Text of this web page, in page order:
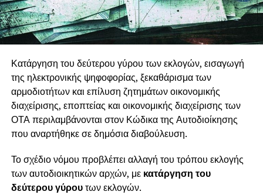
Κατάργηση του δεύτερου γύρου των εκλογών, εισαγωγή
της ηλεκτρονικής ψηφοφορίας, ξεκαθάρισμα των
αρμοδιοτήτων και επίλυση ζητημάτων οικονομικής
διαχείρισης, εποπτείας και οικονομικής διαχείρισης των
ΟΤΑ περιλαμβάνονται στον Κώδικα της Αυτοδιοίκησης
που αναρτήθηκε σε δημόσια διαβούλευση.
Το σχέδιο νόμου προβλέπει αλλαγή του τρόπου εκλογής
των αυτοδιοικητικών αρχών, με κατάργηση του
δεύτερου γύρουτων εκλογών.